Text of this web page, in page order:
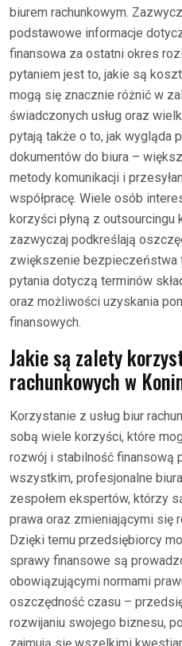
biurem rachunkowym.
podstawowe informacje
finansowa za ostatni okres
pytaniem jest to, jakie są
mogą się znacznie różnić w
świadczonych usług oraz
pytają także o to, jak wygląda
dokumentów do biura –
metody komunikacji i
współpracę. Wiele osób
korzyści płyną z
zazwyczaj podkreślają
zwiększenie bezpieczeństwa
pytania dotyczą terminów
oraz możliwości uzyskania
finansowych.
Jakie są zalety
rachunkowych w
Korzystanie z usług biur
sobą wiele korzyści, które
rozwój i stabilność finansową
wszystkim, profesjonalne
zespołem ekspertów, którzy
prawa oraz zmieniającymi się
Dzięki temu przedsiębiorcy
sprawy finansowe są
obowiązującymi normami
oszczędność czasu –
rozwijaniu swojego biznesu,